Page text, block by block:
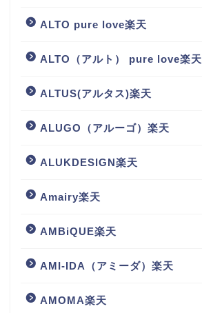
ALTO pure love楽天
ALTO（アルト） pure love楽天
ALTUS(アルタス)楽天
ALUGO（アルーゴ）楽天
ALUKDESIGN楽天
Amairy楽天
AMBiQUE楽天
AMI-IDA（アミーダ）楽天
AMOMA楽天